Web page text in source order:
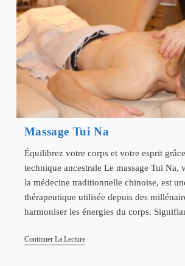
Massage Tui Na
Équilibrez votre corps et votre esprit
technique ancestrale Le massage Tui Na,
la médecine traditionnelle chinoise, est
thérapeutique utilisée depuis des
harmoniser les énergies du corps.
Continuer La LectureMassage